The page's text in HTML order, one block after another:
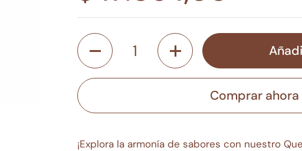
Cantidad
Comprar ahora
¡Explora la armonía de sabores con nuestro